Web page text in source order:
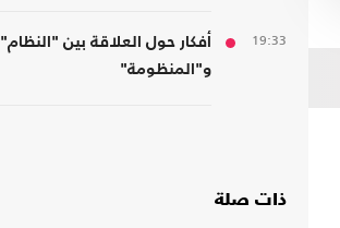
19:33
أفكار حول العلاقة بين "النظام"
و"المنظومة"
ذات صلة